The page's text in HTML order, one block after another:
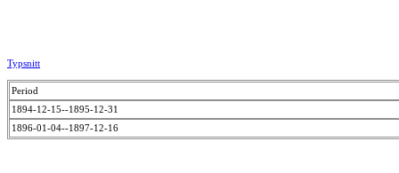
Typsnitt
Period
1894-12-15--1895-12-31
1896-01-04--1897-12-16